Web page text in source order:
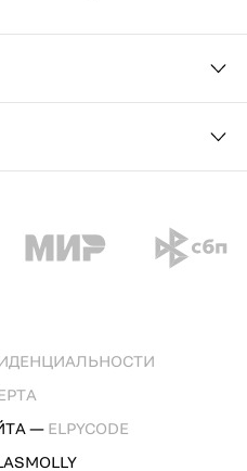
— ELPYCODE